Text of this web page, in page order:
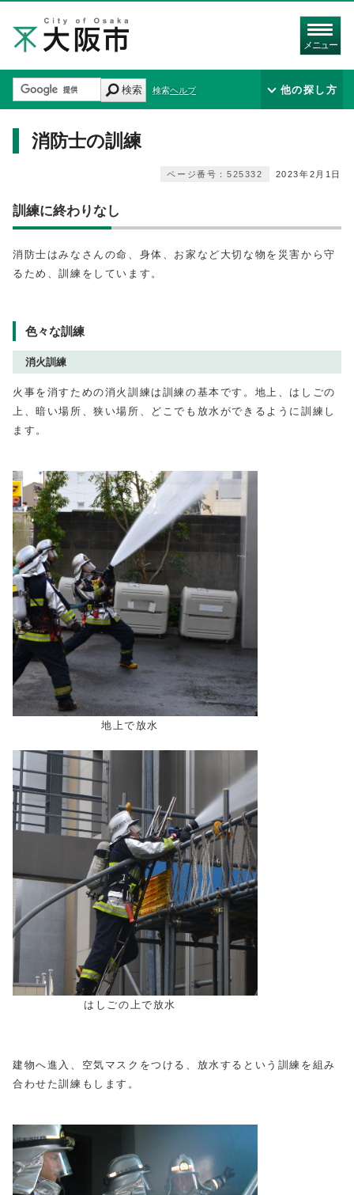
メニュー
検索 検索ヘルプ 他の探し方
消防士の訓練
2023年2月1日
ページ番号：525332
訓練に終わりなし
消防士はみなさんの命、身体、お家など大切な物を災害から守
るため、訓練をしています。
色々な訓練
消火訓練
火事を消すための消火訓練は訓練の基本です。地上、はしごの
上、暗い場所、狭い場所、どこでも放水ができるように訓練し
ます。
地上で放水
はしごの上で放水
建物へ進入、空気マスクをつける、放水するという訓練を組み
合わせた訓練もします。